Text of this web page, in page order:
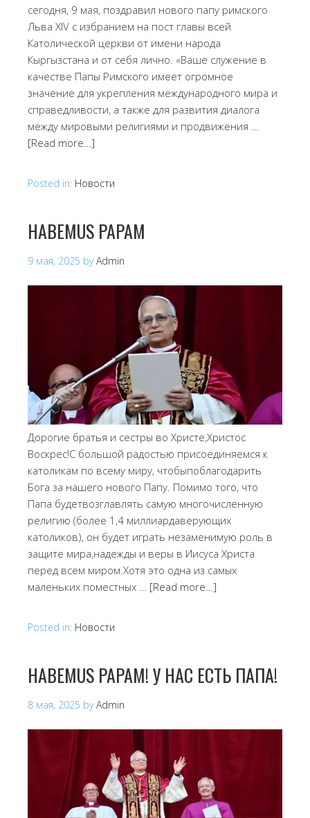
сегодня, 9 мая, поздравил нового папу римского
Льва XIV с избранием на пост главы всей
Католической церкви от имени народа
Кыргызстана и от себя лично. «Ваше служение в
качестве Папы Римского имеет огромное
значение для укрепления международного мира и
справедливости, а также для развития диалога
между мировыми религиями и продвижения …
[Read more…]
Posted in: Новости
HABEMUS PAPAM
9 мая, 2025 byAdmin
Дорогие братья и сестры во Христе,Христос
Воскрес!С большой радостью присоединяемся к
католикам по всему миру, чтобыпоблагодарить
Бога за нашего нового Папу. Помимо того, что
Папа будетвозглавлять самую многочисленную
религию (более 1,4 миллиардаверующих
католиков), он будет играть незаменимую роль в
защите мира,надежды и веры в Иисуса Христа
перед всем миром.Хотя это одна из самых
маленьких поместных … [Read more…]
Posted in: Новости
HABEMUS PAPAM! У НАС ЕСТЬ ПАПА!
8 мая, 2025 byAdmin